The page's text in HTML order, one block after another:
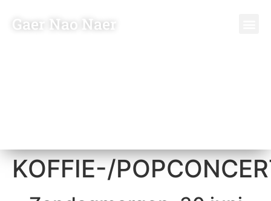
Gaer Nao Naer
KOFFIE-/